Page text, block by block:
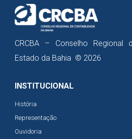
CRCBA – Conselho Regional
Estado da Bahia © 2026
INSTITUCIONAL
História
Representação
Ouvidoria